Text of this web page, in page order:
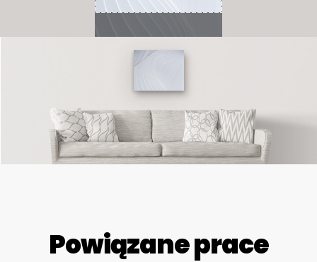
Powiązane prace